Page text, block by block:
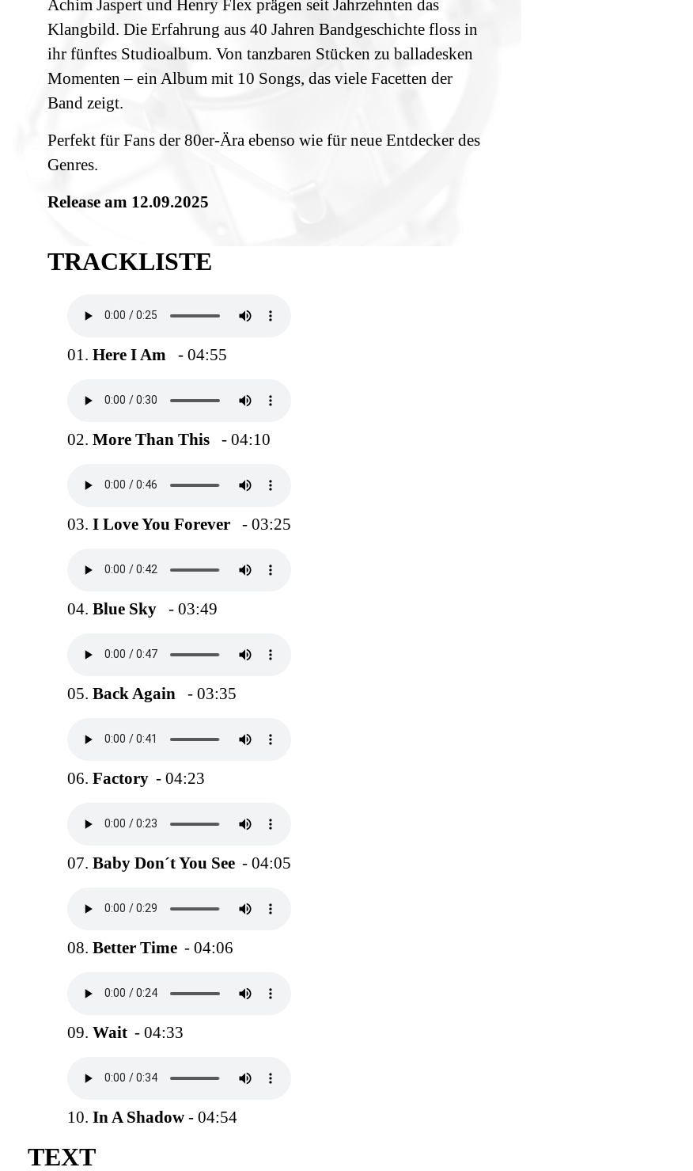
Achim Jaspert und Henry Flex prägen seit Jahrzehnten das
Klangbild. Die Erfahrung aus 40 Jahren Bandgeschichte floss in
ihr fünftes Studioalbum. Von tanzbaren Stücken zu balladesken
Momenten – ein Album mit 10 Songs, das viele Facetten der
Band zeigt.
Perfekt für Fans der 80er‑Ära ebenso wie für neue Entdecker des
Genres.
Release am 12.09.2025
TRACKLISTE
01. Here I Am - 04:55
02. More Than This - 04:10
03. I Love You Forever - 03:25
04. Blue Sky - 03:49
05. Back Again - 03:35
06. Factory - 04:23
07. Baby Don´t You See - 04:05
08. Better Time - 04:06
09. Wait - 04:33
10. In A Shadow - 04:54
TEXT